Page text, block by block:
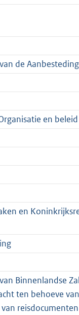
de
en beleid
en
Binnenlandse
ten behoeve